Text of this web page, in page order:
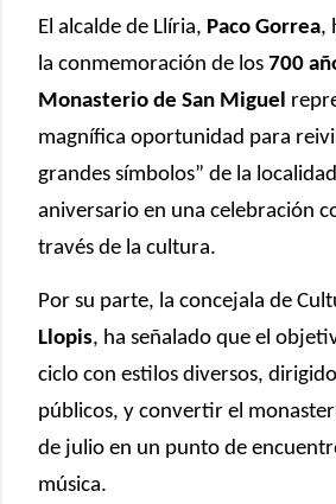
El alcalde de Llíria, Paco Gorrea,
la conmemoración de los 700
Monasterio de San Miguel
magnífica oportunidad para
grandes símbolos” de la
aniversario en una celebración
través de la cultura.
Por su parte, la concejala de
Llopis, ha señalado que el
ciclo con estilos diversos,
públicos, y convertir el
de julio en un punto de
música.